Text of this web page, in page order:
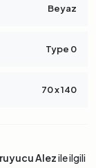
Beyaz
Type 0
70 x 140
Alezile ilgili